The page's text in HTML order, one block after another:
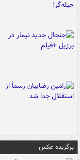
برگزیده عکس